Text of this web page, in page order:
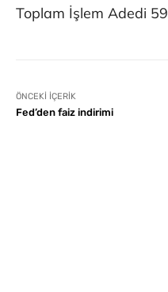
Toplam İşlem Adedi 59
ÖNCEKI İÇERIK
Fed’den faiz indirimi